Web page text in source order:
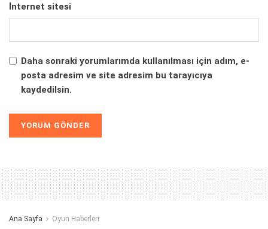
İnternet sitesi
Daha sonraki yorumlarımda kullanılması için adım, e-
posta adresim ve site adresim bu tarayıcıya
kaydedilsin.
Ana Sayfa Oyun Haberleri